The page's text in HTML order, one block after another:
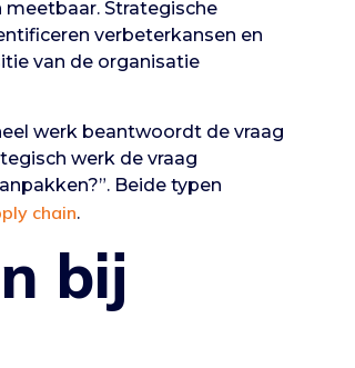
meetbaar. Strategische
verbeterkansen en
van de organisatie
werk beantwoordt de vraag
werk de vraag
Beide typen
chain.
bij